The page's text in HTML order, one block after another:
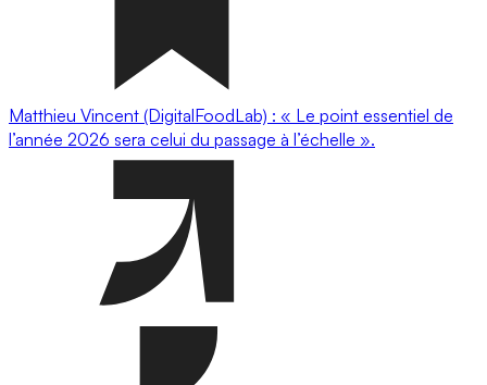
Matthieu Vincent (DigitalFoodLab) : « Le point essentiel de
l’année 2026 sera celui du passage à l’échelle ».